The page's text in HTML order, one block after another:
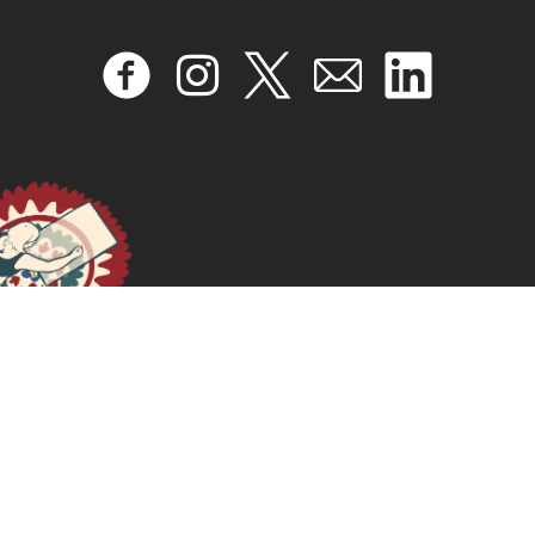
April 17, 2024
READ MORE >>